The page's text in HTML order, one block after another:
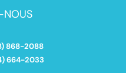
NOUS
868-2088
664-2033